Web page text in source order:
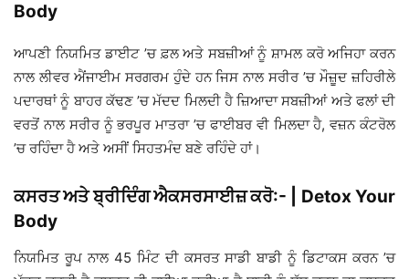
Body
ਆਪਣੀ ਨਿਯਮਿਤ ਡਾਈਟ ’ਚ ਫ਼ਲ ਅਤੇ ਸਬਜ਼ੀਆਂ ਨੂੰ ਸ਼ਾਮਲ ਕਰੋ ਅਜਿਹਾ ਕਰਨ
ਨਾਲ ਲੀਵਰ ਐਂਜਾਈਮ ਸਰਗਰਮ ਹੁੰਦੇ ਹਨ ਜਿਸ ਨਾਲ ਸਰੀਰ ’ਚ ਮੌਜ਼ੂਦ ਜ਼ਹਿਰੀਲੇ
ਪਦਾਰਥਾਂ ਨੂੰ ਬਾਹਰ ਕੱਢਣ ’ਚ ਮੱਦਦ ਮਿਲਦੀ ਹੈ ਜ਼ਿਆਦਾ ਸਬਜ਼ੀਆਂ ਅਤੇ ਫਲਾਂ ਦੀ
ਵਰਤੋਂ ਨਾਲ ਸਰੀਰ ਨੂੰ ਭਰਪੂਰ ਮਾਤਰਾ ’ਚ ਫਾਈਬਰ ਵੀ ਮਿਲਦਾ ਹੈ, ਵਜ਼ਨ ਕੰਟਰੋਲ
’ਚ ਰਹਿੰਦਾ ਹੈ ਅਤੇ ਅਸੀਂ ਸਿਹਤਮੰਦ ਬਣੇ ਰਹਿੰਦੇ ਹਾਂ।
ਕਸਰਤ ਅਤੇ ਬ੍ਰੀਦਿੰਗ ਐਕਸਰਸਾਈਜ਼ ਕਰੋ:- | Detox Your
Body
ਨਿਯਮਿਤ ਰੂਪ ਨਾਲ 45 ਮਿੰਟ ਦੀ ਕਸਰਤ ਸਾਡੀ ਬਾਡੀ ਨੂੰ ਡਿਟਾਕਸ ਕਰਨ ’ਚ